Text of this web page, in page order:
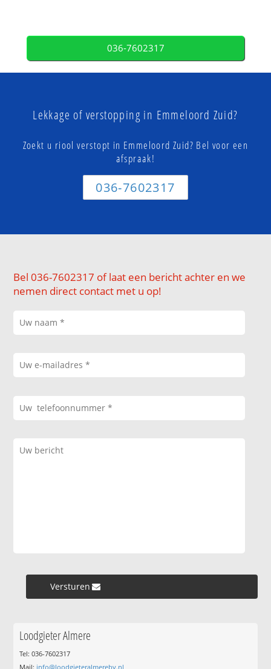
036-7602317
Lekkage of verstopping in Emmeloord Zuid?
Zoekt u riool verstopt in Emmeloord Zuid? Bel voor een
afspraak!
036-7602317
Bel 036-7602317 of laat een bericht achter en we
nemen direct contact met u op!
Versturen »
Loodgieter Almere
Tel: 036-7602317
Mail: info@loodgieteralmerebv.nl